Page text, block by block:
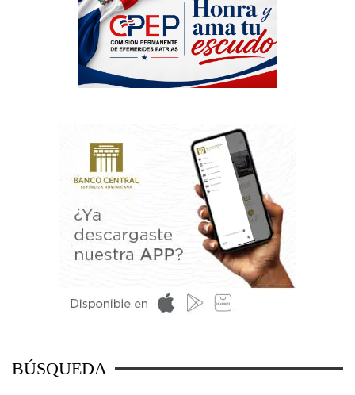
BÚSQUEDA